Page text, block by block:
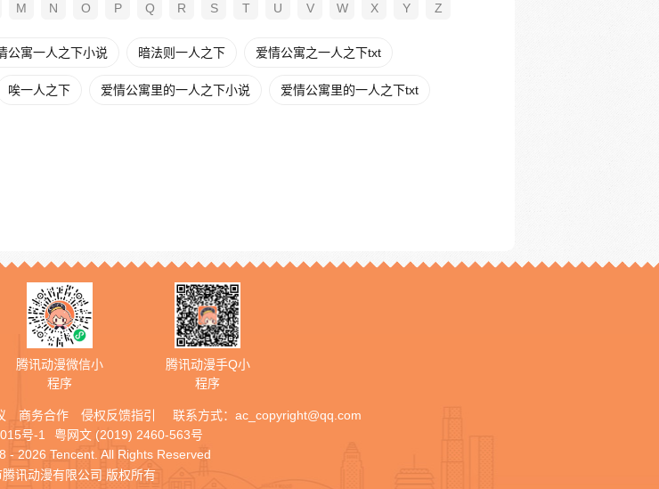
M N O P Q R S T U V W X Y Z
公寓一人之下小说 暗法则一人之下 爱情公寓之一人之下txt
唉一人之下 爱情公寓里的一人之下小说 爱情公寓里的一人之下txt
腾讯动漫微信小
程序
腾讯动漫手Q小
程序
商务合作 侵权反馈指引 联系方式： ac_copyright@qq.com
号-1
粤网文 (2019) 2460-563号
- 2026 Tencent. All Rights Reserved
讯动漫有限公司 版权所有